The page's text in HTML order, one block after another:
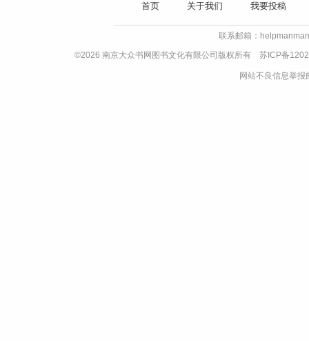
首页 关于我们 我要投稿
联系邮箱：
©2026 南京大众书网图书文化有限公司版权所有 苏ICP备
网站不良信息举